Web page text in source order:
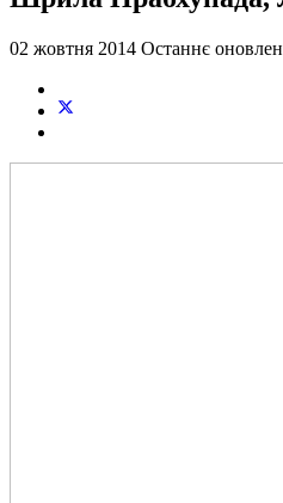
02 жовтня 2014 Останнє